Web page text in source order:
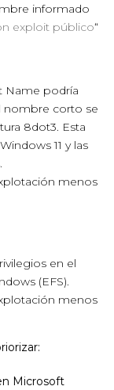
informado
exploit público“
Name podría
nombre corto se
8dot3. Esta
11 y las
menos
en el
(EFS).
menos
Microsoft